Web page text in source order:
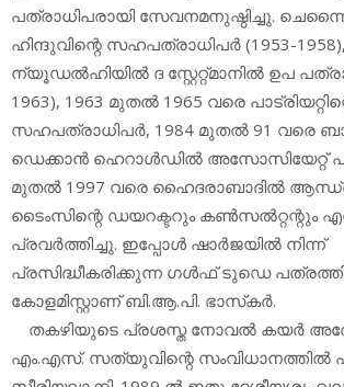
പത്രാധിപരായി സേവനമനുഷ്ഠിച്ചു.
ഹിന്ദുവിന്റെ സഹപത്രാധിപര്‍ (1953-1958),
ന്യൂഡല്‍ഹിയില്‍ ദ സ്റ്റേറ്റ്മാനില്‍ ഉപ
1963), 1963 മുതല്‍ 1965 വരെ
സഹപത്രാധിപര്‍, 1984 മുതല്‍ 91 വരെ
ഡെക്കാന്‍ ഹെറാള്‍ഡില്‍ അസോസിയേറ്റ്
മുതല്‍ 1997 വരെ ഹൈദരാബാദില്‍
ടൈംസിന്റെ ഡയറക്ടറും കണ്‍സല്‍റ്റന്റും
പ്രവര്‍ത്തിച്ചു. ഇപ്പോള്‍ ഷാര്‍ജയില്‍ നിന്ന്
പ്രസിദ്ധീകരിക്കുന്ന ഗള്‍ഫ് ടുഡെ
കോളമിസ്റ്റാണ് ബി.ആ.പി. ഭാസ്‌കര്‍.
തകഴിയുടെ പ്രശസ്ത നോവല്‍ കയര്‍
എം.എസ്. സത്യുവിന്റെ സംവിധാനത്തില്‍